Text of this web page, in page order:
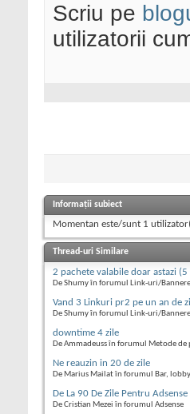
Scriu pe
utilizatorii
Informații subiect
Momentan este/sunt 1
Thread-uri Similare
2 pachete valabile doar astazi
De Shumy în forumul Link-uri/Bannere
Vand 3 Linkuri pr2 pe un an de
De Shumy în forumul Link-uri/Bannere
downtime 4 zile
De Ammadeuss în forumul Metode
Ne reauzin in 20 de zile
De Marius Mailat în forumul Bar,
De La 90 De Zile Pentru
De Cristian Mezei în forumul Adsense